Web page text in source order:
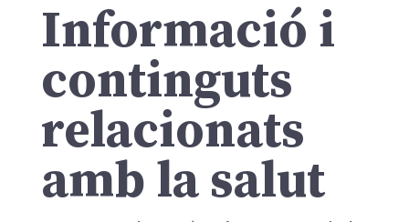
Informació i
continguts
relacionats
amb la salut